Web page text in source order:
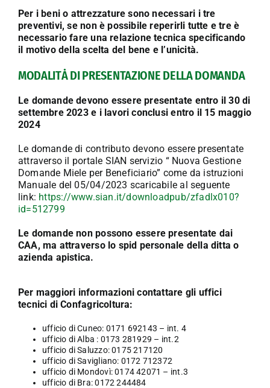
Per i beni o attrezzature sono necessari i tre
preventivi, se non è possibile reperirli tutte e tre è
necessario fare una relazione tecnica specificando
il motivo della scelta del bene e l’unicità.
MODALITȦ DI PRESENTAZIONE DELLA DOMANDA
Le domande devono essere presentate entro il 30 di
settembre 2023 e i lavori conclusi entro il 15 maggio
2024
Le domande di contributo devono essere presentate
attraverso il portale SIAN servizio “ Nuova Gestione
Domande Miele per Beneficiario” come da istruzioni
Manuale del 05/04/2023 scaricabile al seguente
link: https://www.sian.it/downloadpub/zfadlx010?
id=512799
Le domande non possono essere presentate dai
CAA, ma attraverso lo spid personale della ditta o
azienda apistica.
Per maggiori informazioni contattare gli uffici
tecnici di Confagricoltura:
ufficio di Cuneo: 0171 692143 – int. 4
ufficio di Alba : 0173 281929 – int.2
ufficio di Saluzzo: 0175 217120
ufficio di Savigliano: 0172 712372
ufficio di Mondovì: 0174 42071 – int.3
ufficio di Bra: 0172 244484